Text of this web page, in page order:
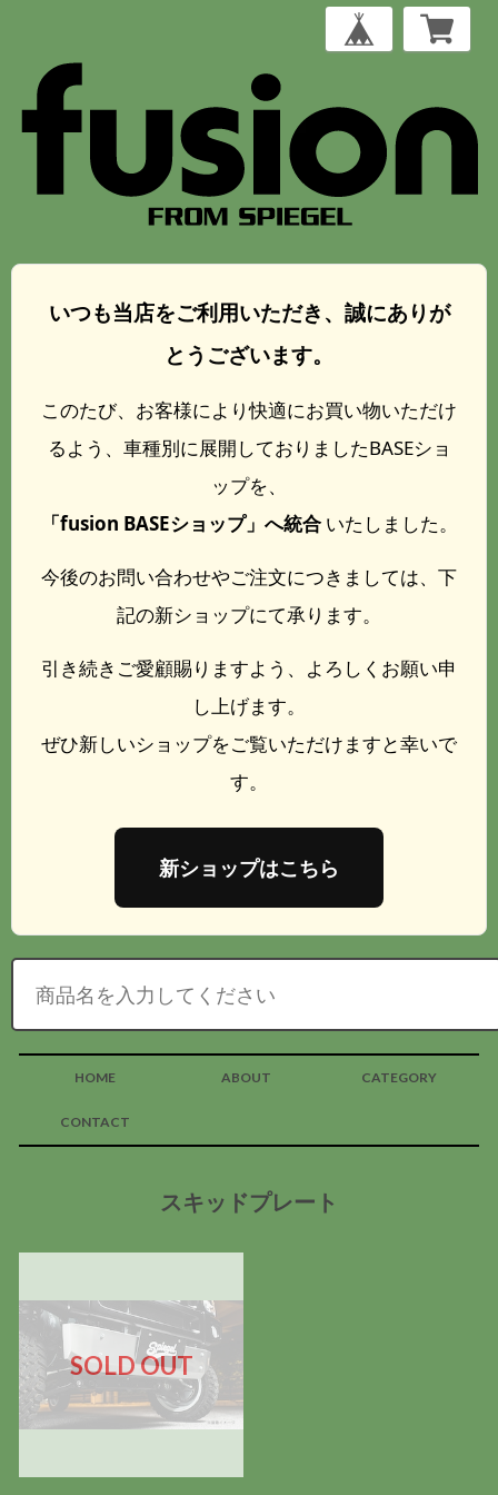
いつも当店をご利用いただき、誠にありが
とうございます。
このたび、お客様により快適にお買い物いただけ
るよう、車種別に展開しておりましたBASEショ
ップを、
「fusion BASEショップ」へ統合いたしました。
今後のお問い合わせやご注文につきましては、下
記の新ショップにて承ります。
引き続きご愛顧賜りますよう、よろしくお願い申
し上げます。
ぜひ新しいショップをご覧いただけますと幸いで
す。
新ショップはこちら
HOME ABOUT CATEGORY
CONTACT
スキッドプレート
SOLD OUT